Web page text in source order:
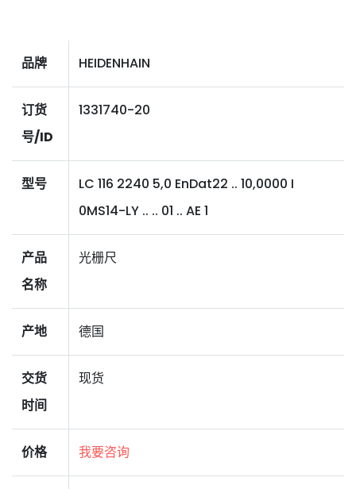
品牌 HEIDENHAIN
订货
号/ID
1331740-20
型号
LC 116 2240 5,0 EnDat22 .. 10,0000 I
0MS14-LY .. .. 01 .. AE 1
产品
名称
光栅尺
产地 德国
交货
时间
现货
价格 我要咨询